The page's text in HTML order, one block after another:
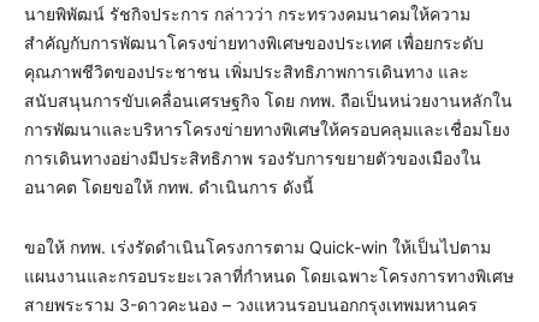
นายพิพัฒน์ รัชกิจประการ กล่าวว่า กระทรวงคมนาคมให้ความ
สำคัญกับการพัฒนาโครงข่ายทางพิเศษของประเทศ เพื่อยกระดับ
คุณภาพชีวิตของประชาชน เพิ่มประสิทธิภาพการเดินทาง และ
สนับสนุนการขับเคลื่อนเศรษฐกิจ โดย กทพ. ถือเป็นหน่วยงานหลักใน
การพัฒนาและบริหารโครงข่ายทางพิเศษให้ครอบคลุมและเชื่อมโยง
การเดินทางอย่างมีประสิทธิภาพ รองรับการขยายตัวของเมืองใน
อนาคต โดยขอให้ กทพ. ดำเนินการ ดังนี้
ขอให้ กทพ. เร่งรัดดำเนินโครงการตาม Quick-win ให้เป็นไปตาม
แผนงานและกรอบระยะเวลาที่กำหนด โดยเฉพาะโครงการทางพิเศษ
สายพระราม 3-ดาวคะนอง – วงแหวนรอบนอกกรุงเทพมหานคร